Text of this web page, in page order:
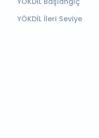
YÖKDİL İleri Seviye